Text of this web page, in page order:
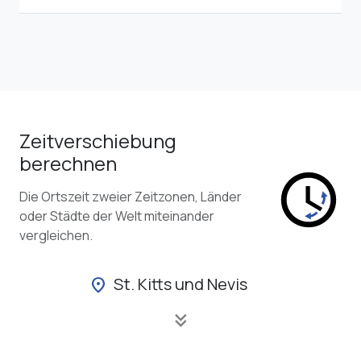
Zeitverschiebung
berechnen
Die Ortszeit zweier Zeitzonen, Länder
oder Städte der Welt miteinander
vergleichen.
location_on St. Kitts und Nevis
keyboard_double_arrow_down